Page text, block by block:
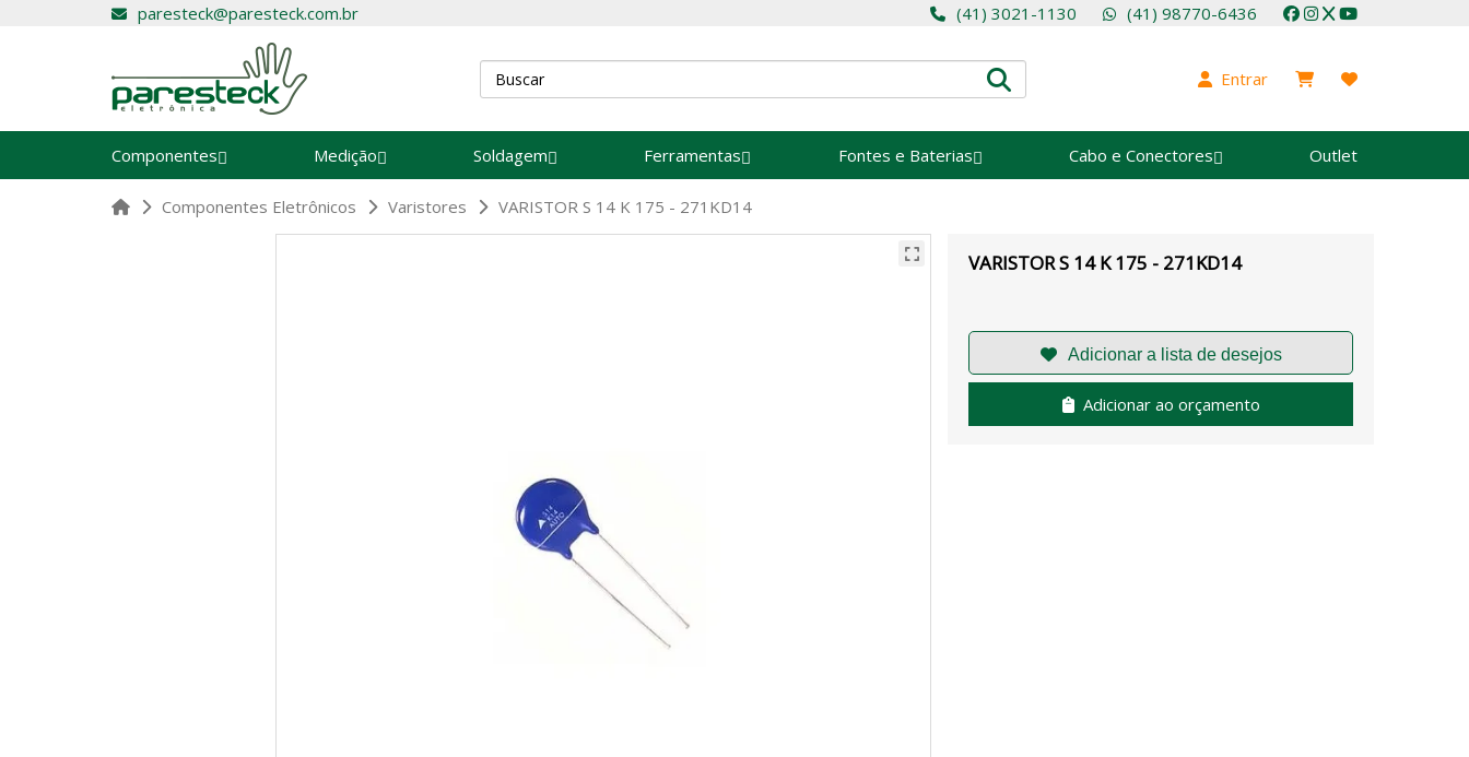
paresteck@paresteck.com.br (41) 3021-1130 (41) 98770-6436
Entrar
Componentes Medição Soldagem Ferramentas Fontes e Baterias Cabo e Conectores Outlet
Componentes Eletrônicos Varistores VARISTOR S 14 K 175 - 271KD14
VARISTOR S 14 K 175 - 271KD14
Adicionar ao orçamento